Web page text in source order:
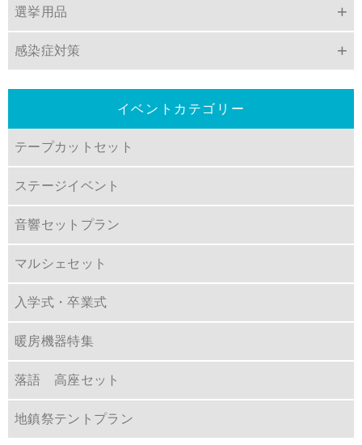
選挙用品
感染症対策
イベントカテゴリー
テープカットセット
ステージイベント
音響セットプラン
マルシェセット
入学式・卒業式
暖房機器特集
落語 高座セット
地鎮祭テントプラン